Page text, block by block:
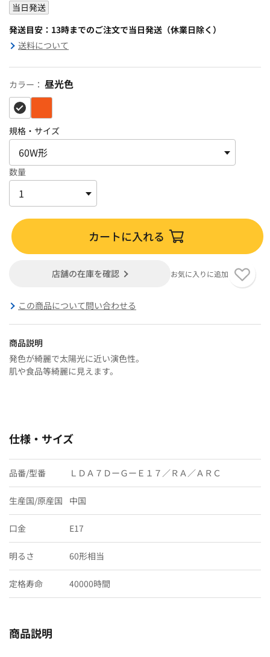
当日発送
発送目安：13時までのご注文で当日発送（休業日除く）
送料について
カラー： 昼光色
規格・サイズ
数量
カートに入れる
店舗の在庫を確認 お気に入りに追加
この商品について問い合わせる
商品説明
発色が綺麗で太陽光に近い演色性。
肌や食品等綺麗に見えます。
仕様・サイズ
品番/型番 ＬＤＡ７ＤーＧーＥ１７／ＲＡ／ＡＲＣ
生産国/原産国 中国
口金 E17
明るさ 60形相当
定格寿命 40000時間
商品説明